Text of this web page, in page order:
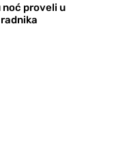
proveli u